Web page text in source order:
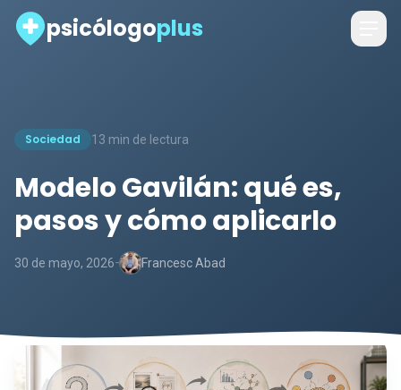
psicólogoplus
Sociedad 13 min de lectura
Modelo Gavilán: qué es,
pasos y cómo aplicarlo
30 de mayo, 2026- Francesc Abad